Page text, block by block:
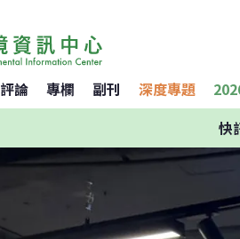
評論 專欄 副刊 深度專題
快